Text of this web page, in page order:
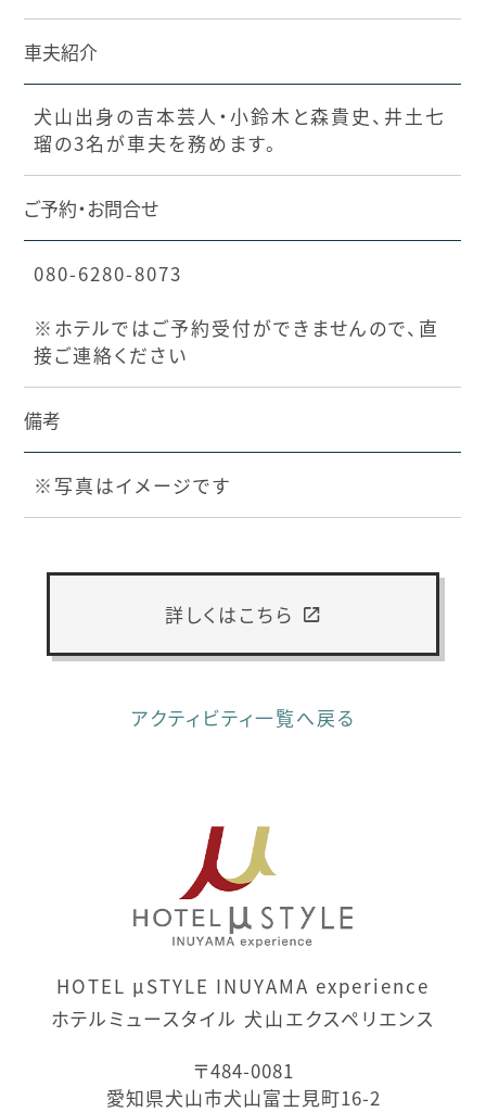
車夫紹介
犬山出身の吉本芸人・小鈴木と森貴史、井土七
瑠の3名が車夫を務めます。
ご予約・お問合せ
080-6280-8073
※ホテルではご予約受付ができませんので、直
接ご連絡ください
備考
※写真はイメージです
詳しくはこちら
アクティビティ一覧へ戻る
HOTEL μSTYLE INUYAMA experience
ホテルミュースタイル 犬山エクスペリエンス
〒484-0081
愛知県犬山市犬山富士見町16-2